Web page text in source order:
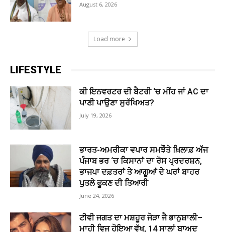
August 6, 2026
Load more
LIFESTYLE
ਕੀ ਇਨਵਰਟਰ ਦੀ ਬੈਟਰੀ ‘ਚ ਮੀਂਹ ਜਾਂ AC ਦਾ
ਪਾਣੀ ਪਾਉਣਾ ਸੁਰੱਖਿਅਤ?
July 19, 2026
ਭਾਰਤ-ਅਮਰੀਕਾ ਵਪਾਰ ਸਮਝੌਤੇ ਖ਼ਿਲਾਫ਼ ਅੱਜ
ਪੰਜਾਬ ਭਰ ‘ਚ ਕਿਸਾਨਾਂ ਦਾ ਰੋਸ ਪ੍ਰਦਰਸ਼ਨ,
ਭਾਜਪਾ ਦਫ਼ਤਰਾਂ ਤੇ ਆਗੂਆਂ ਦੇ ਘਰਾਂ ਬਾਹਰ
ਪੁਤਲੇ ਫੂਕਣ ਦੀ ਤਿਆਰੀ
June 24, 2026
ਟੀਵੀ ਜਗਤ ਦਾ ਮਸ਼ਹੂਰ ਜੋੜਾ ਜੈ ਭਾਨੁਸ਼ਾਲੀ–
ਮਾਹੀ ਵਿਜ ਹੋਇਆ ਵੱਖ, 14 ਸਾਲਾਂ ਬਾਅਦ